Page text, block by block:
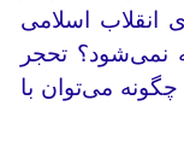
انقلاب اسلامی
نمی‌شود؟ تحجر
می‌توان با